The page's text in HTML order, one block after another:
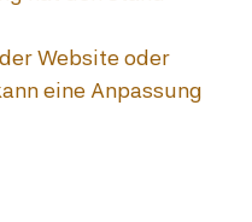
Website oder
eine Anpassung